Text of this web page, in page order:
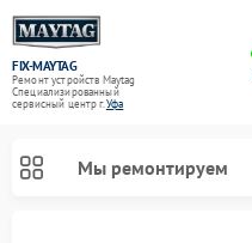
FIX-MAYTAG
Ремонт устройств Maytag
Специализированный
cервисный центр г.Уфа
Мы ремонтируем